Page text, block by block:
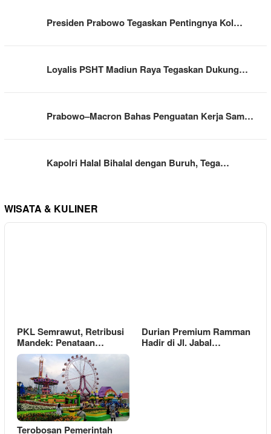
Presiden Prabowo Tegaskan Pentingnya Kol…
Loyalis PSHT Madiun Raya Tegaskan Dukung…
Prabowo–Macron Bahas Penguatan Kerja Sam…
Kapolri Halal Bihalal dengan Buruh, Tega…
WISATA & KULINER
PKL Semrawut, Retribusi
Mandek: Penataan…
Durian Premium Ramman
Hadir di Jl. Jabal…
Terobosan Pemerintah